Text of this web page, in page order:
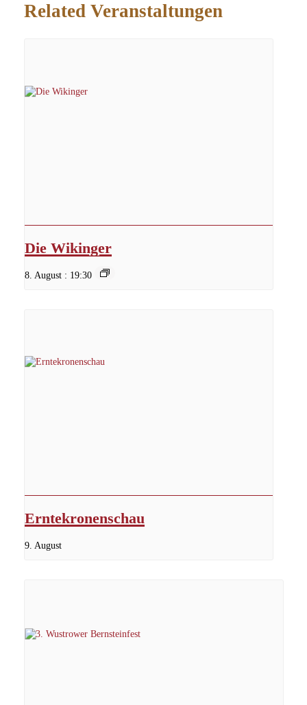
Related Veranstaltungen
Die Wikinger
8. August : 19:30
Erntekronenschau
9. August